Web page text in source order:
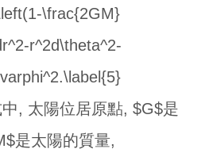
\frac{2GM}
r^2d\theta^2-
, 太陽位居原點, $G$是
是太陽的質量,